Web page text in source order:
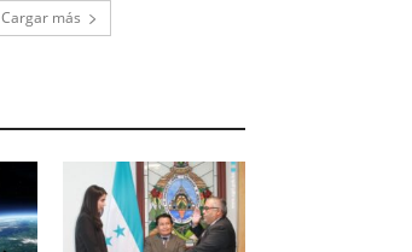
Cargar más